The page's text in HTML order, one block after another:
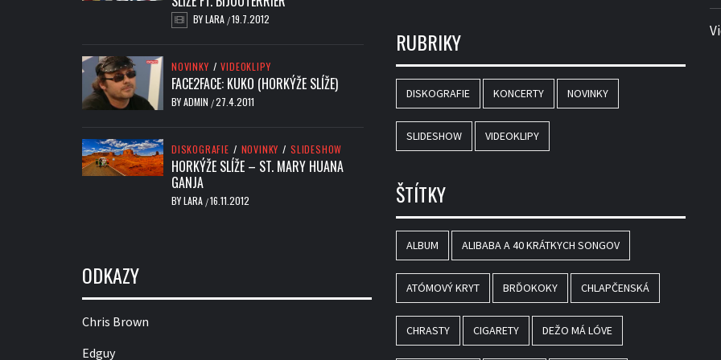
BYLARA /19.7.2012
NOVINKY / VIDEOKLIPY
FACE2FACE: KUKO (HORKÝŽE SLÍŽE)
BYADMIN /27.4.2011
DISKOGRAFIE / NOVINKY / SLIDESHOW
HORKÝŽE SLÍŽE – ST. MARY HUANA
GANJA
BYLARA /16.11.2012
ODKAZY
Chris Brown
Edguy
RUBRIKY
DISKOGRAFIE KONCERTY NOVINKY
SLIDESHOW VIDEOKLIPY
ŠTÍTKY
ALBUM ALIBABA A 40 KRÁTKYCH SONGOV
ATÓMOVÝ KRYT BRĎOKOKY CHLAPČENSKÁ
CHRASTY CIGARETY DEŽO MÁ LÓVE